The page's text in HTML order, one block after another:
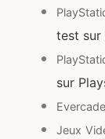
test sur
sur
Evercade
Jeux